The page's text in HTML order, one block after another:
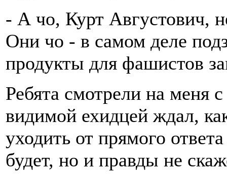
- А чо, Курт Августович,
Они чо - в самом деле
продукты для фашистов
Ребята смотрели на меня
видимой ехидцей ждал,
уходить от прямого
будет, но и правды не